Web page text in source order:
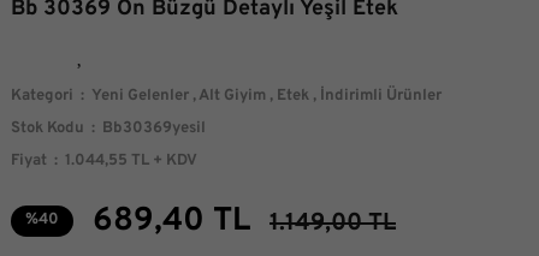
Bb 30369 Ön Büzgü Detaylı Yeşil Etek
Kategori Yeni Gelenler ,Alt Giyim , Etek , İndirimli Ürünler
Stok Kodu
Bb30369yesil
Fiyat
1.044,55 TL + KDV
%40 689,40 TL 1.149,00 TL